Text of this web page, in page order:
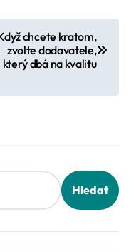
chcete kratom,
zvolte dodavatele,
který dbá na kvalitu
Hledat